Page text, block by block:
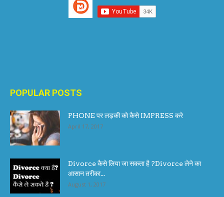
POPULAR POSTS
PHONE पर लड़की को कैसे IMPRESS करे
April 17, 2017
Divorce कैसे लिया जा सकता है ?Divorce लेने का
आसान तरीका...
August 1, 2017